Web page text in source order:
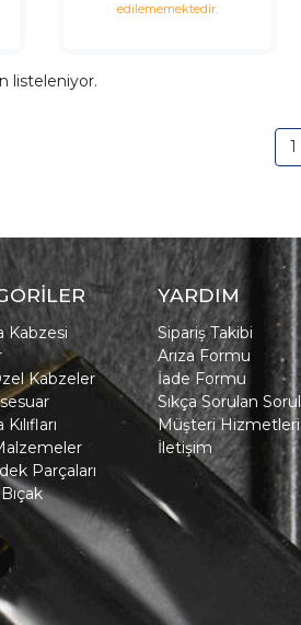
edilememektedir.
listeleniyor.
1
Kabzesi
Kabzeler
Parçaları
YARDIM
Sipariş Takibi
Arıza Formu
İade Formu
Sıkça Sorulan
Müşteri Hizmetleri
İletişim